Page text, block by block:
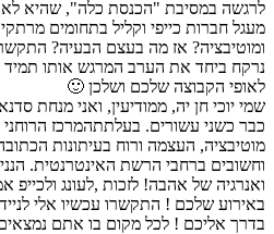
לרגשה במסיבת "הכנסת כלה", שהיא לא
מעגל חברות כייפי וקליל בתחומים
ומוטיבציה? אז מה בעצם הבעיה?
נרקח ביחד את הערב המרגש אותו
לאופי הקבוצה שלכם ושלכן 🙂
שמי יוכי חן יה, ממודיעין, ואני מנחת
כבר כשני עשורים. בעלתתהמרכז
מוטיבציה, העצמה ורוח בעיתונות
וחשובים ברחבי הרשת האינטרנטית.
ואנרגיה של אהבה! לזכות ,לעונג ולכייפ
בדרך אליכם ! לכל מקום בו אתם